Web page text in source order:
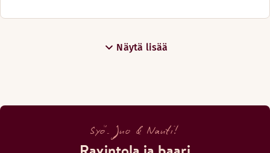
Näytä lisää
Syö. Juo & Nauti!